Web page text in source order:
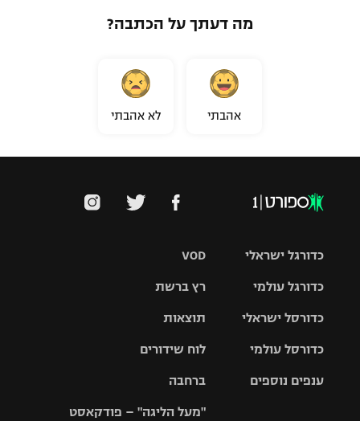
מה דעתך על הכתבה?
אהבתי לא אהבתי
VOD
רץ ברשת
תוצאות
לוח שידורים
ברחבה
"מעל הליגה" – פודקאסט
כדורגל ישראלי
גביע הטוטו
כדורגל עולמי
האלופות
ליגה
כדורסל ישראלי
סל
כדורסל עולמי
ענפים נוספים